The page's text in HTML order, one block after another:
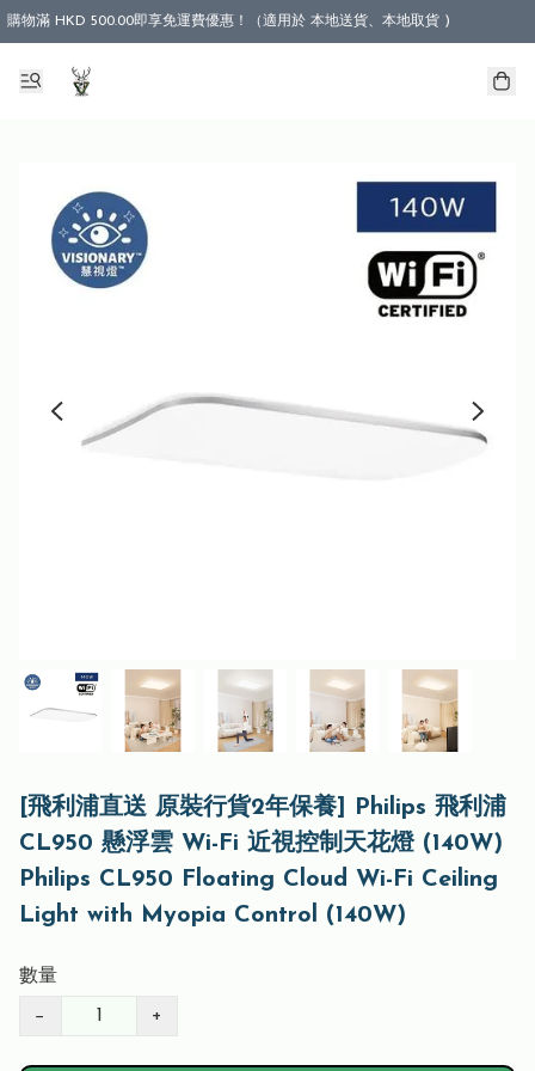
購物滿 HKD 500.00即享免運費優惠！（適用於 本地送貨、本地取貨 )
[飛利浦直送 原裝行貨2年保養] Philips 飛利浦
CL950 懸浮雲 Wi-Fi 近視控制天花燈 (140W)
Philips CL950 Floating Cloud Wi-Fi Ceiling
Light with Myopia Control (140W)
數量
− +